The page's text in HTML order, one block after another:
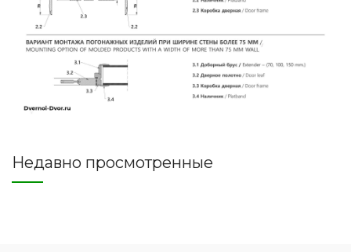
Недавно просмотренные